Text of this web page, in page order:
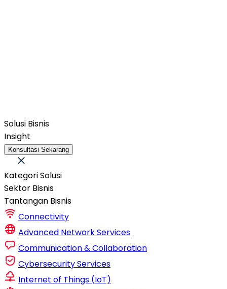
Solusi Bisnis
Insight
Konsultasi Sekarang
Kategori Solusi
Sektor Bisnis
Tantangan Bisnis
Connectivity
Advanced Network Services
Communication & Collaboration
Cybersecurity Services
Internet of Things (IoT)